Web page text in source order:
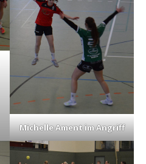
Michelle Ament im Angriff